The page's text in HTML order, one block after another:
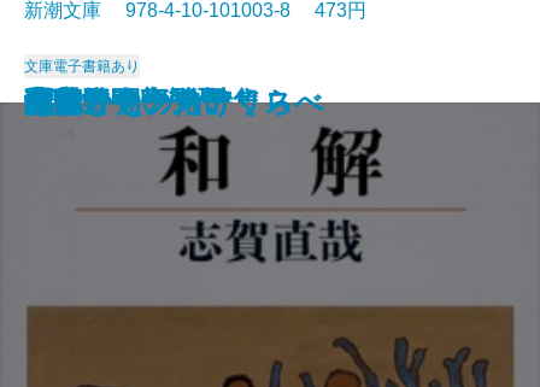
猟銃・闘牛
ヴェルレーヌ詩集
草枕
斜陽
高村光太郎詩集
歌行燈・高野聖
土
真実一路
老妓抄
坊っちゃん
新潮文庫 978-4-10-101003-8 473円
文庫電子書籍あり
和解
ヰタ・セクスアリス
出家とその弟子
にごりえ・たけくらべ
武蔵野
白痴
青年
雁
それから
門